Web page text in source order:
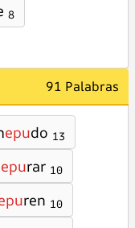
8
91 Palabras
epudo 13
epurar 10
ren 10